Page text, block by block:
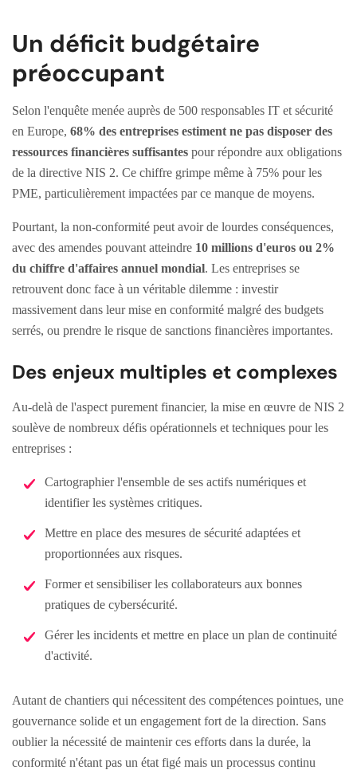
Un déficit budgétaire
préoccupant
Selon l'enquête menée auprès de 500 responsables IT et sécurité
en Europe, 68% des entreprises estiment ne pas disposer des
ressources financières suffisantes pour répondre aux obligations
de la directive NIS 2. Ce chiffre grimpe même à 75% pour les
PME, particulièrement impactées par ce manque de moyens.
Pourtant, la non-conformité peut avoir de lourdes conséquences,
avec des amendes pouvant atteindre 10 millions d'euros ou 2%
du chiffre d'affaires annuel mondial. Les entreprises se
retrouvent donc face à un véritable dilemme : investir
massivement dans leur mise en conformité malgré des budgets
serrés, ou prendre le risque de sanctions financières importantes.
Des enjeux multiples et complexes
Au-delà de l'aspect purement financier, la mise en œuvre de NIS 2
soulève de nombreux défis opérationnels et techniques pour les
entreprises :
Cartographier l'ensemble de ses actifs numériques et
identifier les systèmes critiques.
Mettre en place des mesures de sécurité adaptées et
proportionnées aux risques.
Former et sensibiliser les collaborateurs aux bonnes
pratiques de cybersécurité.
Gérer les incidents et mettre en place un plan de continuité
d'activité.
Autant de chantiers qui nécessitent des compétences pointues, une
gouvernance solide et un engagement fort de la direction. Sans
oublier la nécessité de maintenir ces efforts dans la durée, la
conformité n'étant pas un état figé mais un processus continu